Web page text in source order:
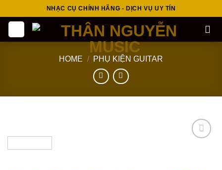
to
NHẠC CỤ CHÍNH HÃNG - DỊCH VỤ UY TÍN
HOME / PHỤ KIỆN GUITAR